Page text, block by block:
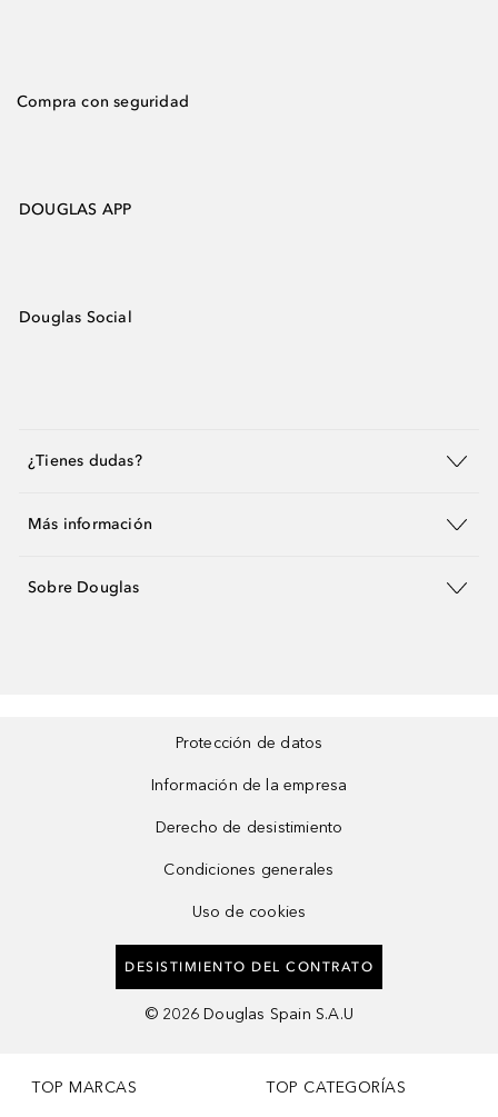
Compra con seguridad
DOUGLAS APP
Douglas Social
¿Tienes dudas?
Más información
Sobre Douglas
Protección de datos
Información de la empresa
Derecho de desistimiento
Condiciones generales
Uso de cookies
DESISTIMIENTO DEL CONTRATO
© 2026 Douglas Spain S.A.U
TOP MARCAS TOP CATEGORÍAS